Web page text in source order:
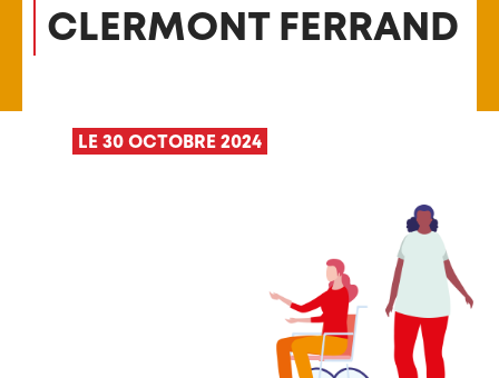
CLERMONT FERRAND
LE 30 OCTOBRE 2024